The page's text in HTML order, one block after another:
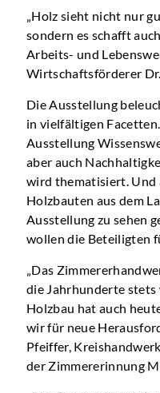
„Holz sieht nicht nur
sondern es schafft
Arbeits- und
Wirtschaftsförderer
Die Ausstellung
in vielfältigen
Ausstellung
aber auch
wird thematisiert. Und
Holzbauten aus dem
Ausstellung zu sehen
wollen die Beteiligten
„Das
die Jahrhunderte
Holzbau hat auch
wir für neue
Pfeiffer,
der Zimmererinnung